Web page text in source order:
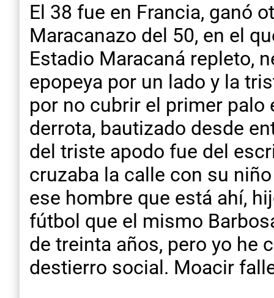
El 38 fue en Francia, ganó
Maracanazo del 50, en el
Estadio Maracaná repleto,
epopeya por un lado y la
por no cubrir el primer palo
derrota, bautizado desde
del triste apodo fue del
cruzaba la calle con su
ese hombre que está ahí,
fútbol que el mismo
de treinta años, pero yo he
destierro social. Moacir